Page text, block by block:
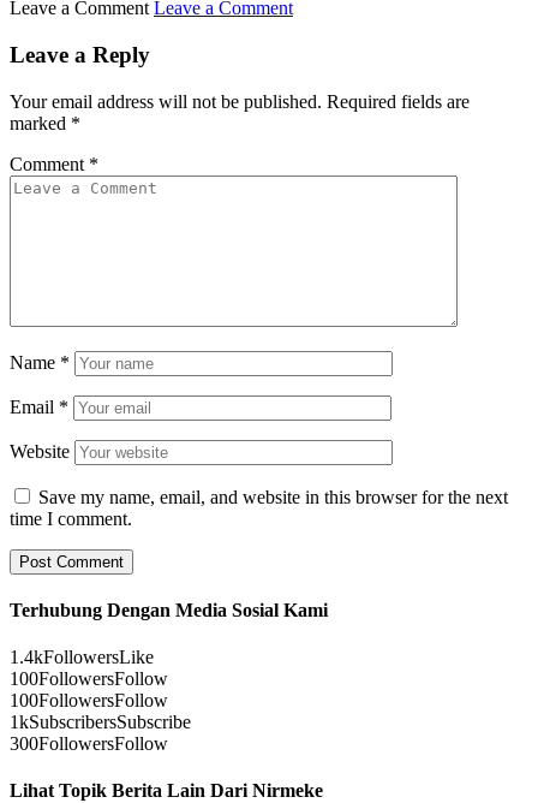
Leave a Comment Leave a Comment
Leave a Reply
Your email address will not be published. Required fields are
marked *
Comment *
Name *
Email *
Website
Save my name, email, and website in this browser for the next
time I comment.
Terhubung Dengan Media Sosial Kami
1.4kFollowersLike
100FollowersFollow
100FollowersFollow
1kSubscribersSubscribe
300FollowersFollow
Lihat Topik Berita Lain Dari Nirmeke